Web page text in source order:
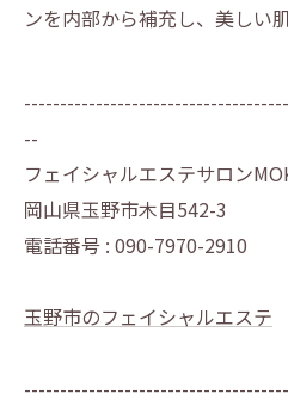
ンを内部から補充し、美しい
--
フェイシャルエステサロン
岡山県玉野市木目542-3
電話番号 : 090-7970-2910
玉野市のフェイシャルエステ